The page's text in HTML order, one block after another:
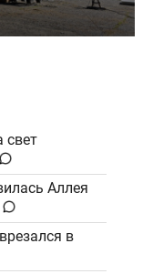
свет
Аллея
в